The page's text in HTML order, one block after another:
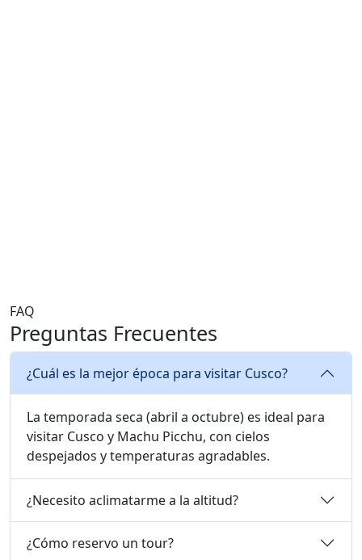
FAQ
Preguntas Frecuentes
¿Cuál es la mejor época para visitar Cusco?
La temporada seca (abril a octubre) es ideal para
visitar Cusco y Machu Picchu, con cielos
despejados y temperaturas agradables.
¿Necesito aclimatarme a la altitud?
¿Cómo reservo un tour?